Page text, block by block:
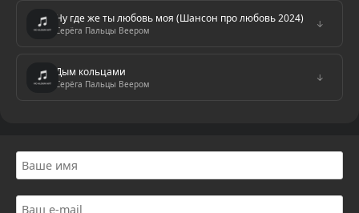
Ну где же ты любовь моя (Шансон про любовь 2024)
Серёга Пальцы Веером
↓
Дым кольцами
Серёга Пальцы Веером
↓